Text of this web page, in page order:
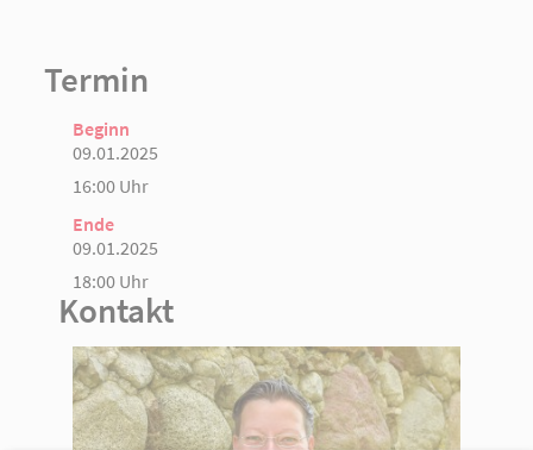
Termin
Beginn
09.01.2025
16:00 Uhr
Ende
09.01.2025
18:00 Uhr
Kontakt